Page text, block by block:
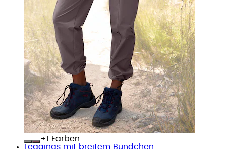
+
Farben
Leggings mit breitem Bündchen